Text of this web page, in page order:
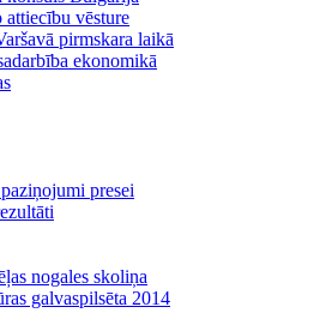
vēsture
pirmskara laikā
ekonomikā
presei
nogales skoliņa
galvaspilsēta 2014